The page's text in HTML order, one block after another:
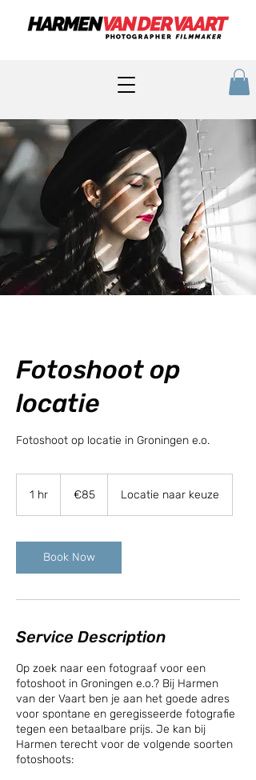
Fotoshoot op
locatie
Fotoshoot op locatie in Groningen e.o.
1 hr €85 Locatie naar keuze
Book Now
Service Description
Op zoek naar een fotograaf voor een
fotoshoot in Groningen e.o.? Bij Harmen
van der Vaart ben je aan het goede adres
voor spontane en geregisseerde fotografie
tegen een betaalbare prijs. Je kan bij
Harmen terecht voor de volgende soorten
fotoshoots: